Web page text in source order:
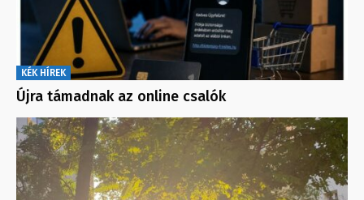
KÉK HÍREK
Újra támadnak az online csalók